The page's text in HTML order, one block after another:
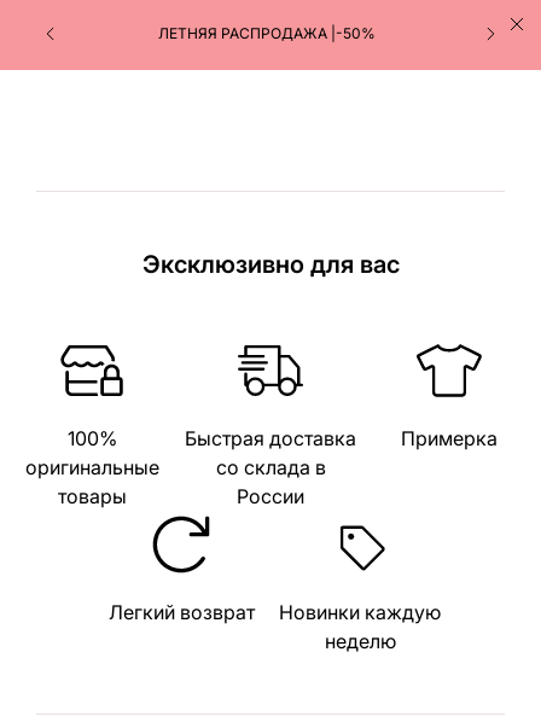
ЛЕТНЯЯ РАСПРОДАЖА |-50%
Эксклюзивно для вас
100%
оригинальные
товары
Быстрая доставка
со склада в
России
Примерка
Легкий возврат
Новинки каждую
неделю